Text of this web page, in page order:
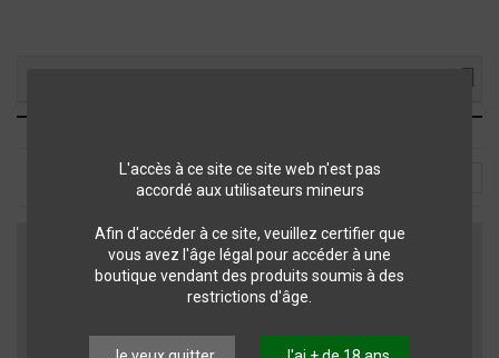
L'accès à ce site ce site web n'est pas
accordé aux utilisateurs mineurs
Afin d'accéder à ce site, veuillez certifier que
vous avez l'âge légal pour accéder à une
boutique vendant des produits soumis à des
restrictions d'âge.
Choisir